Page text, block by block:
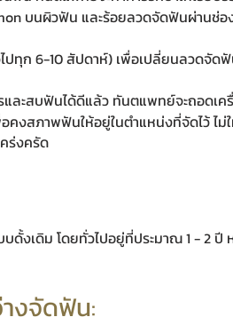
บนผิวฟัน และร้อยลวดจัดฟันผ่านช่อ
ทุก 6-10 สัปดาห์) เพื่อเปลี่ยนลวดจัด
ละสบฟันได้ดีแล้ว ทันตแพทย์จะถอดเ
งสภาพฟันให้อยู่ในตำแหน่งที่จัดไว้ ไม่
ร่งครัด
ดั้งเดิม โดยทั่วไปอยู่ที่ประมาณ 1 - 2 ปี
งจัดฟัน: